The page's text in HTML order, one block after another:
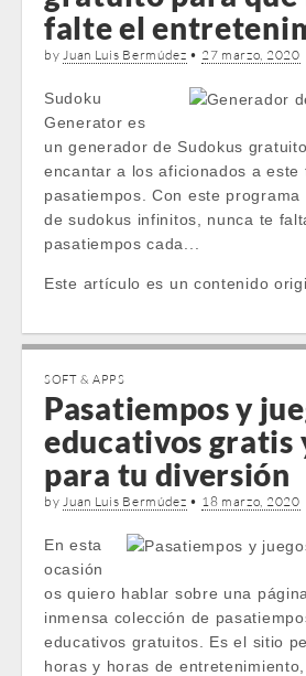
falte el
byJuan Luis Bermúdez • 27 marzo, 2020
Sudoku
Generator es
un generador de Sudokus
encantar a los aficionados a este
pasatiempos. Con este
de sudokus infinitos, nunca te
pasatiempos cada...
Este artículo es un contenido
SOFT & APPS
Pasatiempos y
educativos gratis
para tu diversión
byJuan Luis Bermúdez • 18 marzo, 2020
En esta
ocasión
os quiero hablar sobre una
inmensa colección de
educativos gratuitos. Es el sitio
horas y horas de